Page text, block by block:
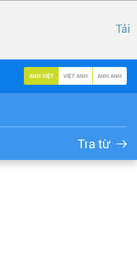
Tải
ANH VIỆT VIỆT ANH ANH ANH
Tra từ